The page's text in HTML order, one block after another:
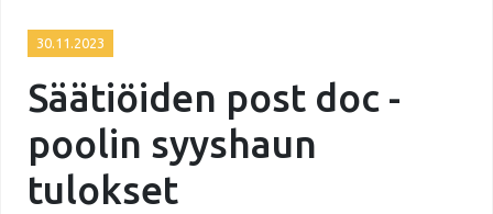
30.11.2023
Säätiöiden post doc -
poolin syyshaun
tulokset